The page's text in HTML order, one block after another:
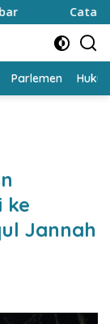
CFD di
Parlemen
ke
Jannah